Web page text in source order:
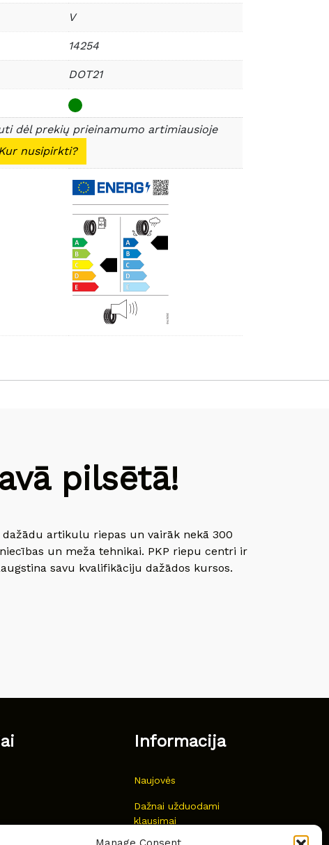
V
14254
DOT21
dėl prekių prieinamumo artimiausioje
Kur nusipirkti?
pilsētā!
artikulu riepas un vairāk nekā 300
un meža tehnikai. PKP riepu centri ir
savu kvalifikāciju dažādos kursos.
Informacija
Naujovės
Dažnai užduodami
klausimai